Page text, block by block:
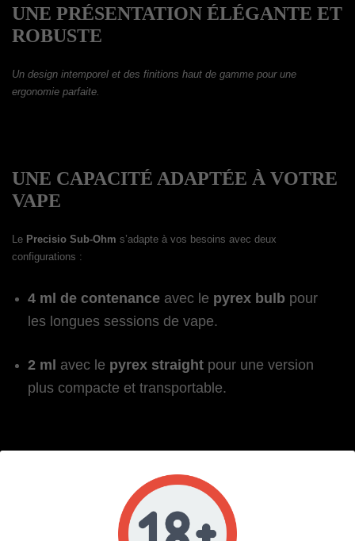
UNE PRÉSENTATION ÉLÉGANTE ET
ROBUSTE
Un design intemporel et des finitions haut de gamme pour une
ergonomie parfaite.
UNE CAPACITÉ ADAPTÉE À VOTRE
VAPE
Le Precisio Sub-Ohm s’adapte à vos besoins avec deux
configurations :
4 ml de contenanceavec le pyrex bulb pour
les longues sessions de vape.
2 ml avec le pyrex straightpour une version
plus compacte et transportable.
UN REMPLISSAGE SIMPLIFIÉ ET
UN AIRFLOW AJUSTABLE